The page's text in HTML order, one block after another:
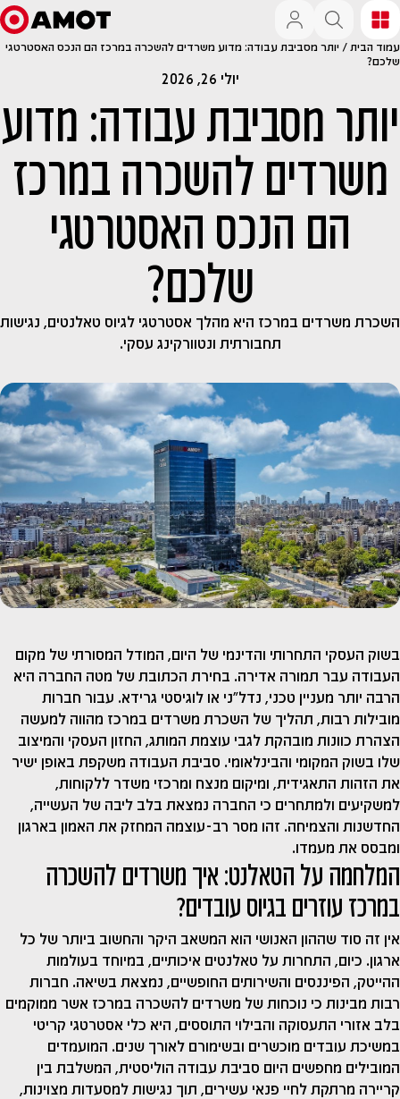
עמוד הבית / יותר מסביבת עבודה: מדוע משרדים להשכרה במרכז הם הנכס האסטרטגי
שלכם?
יולי 26, 2026
יותר מסביבת עבודה: מדוע
משרדים להשכרה במרכז
הם הנכס האסטרטגי
שלכם?
השכרת משרדים במרכז היא מהלך אסטרטגי לגיוס טאלנטים, נגישות
תחבורתית ונטוורקינג עסקי.
בשוק העסקי התחרותי והדינמי של היום, המודל המסורתי של מקום
העבודה עבר תמורה אדירה. בחירת הכתובת של מטה החברה היא
הרבה יותר מעניין טכני, נדל"ני או לוגיסטי גרידא. עבור חברות
מובילות רבות, תהליך של השכרת משרדים במרכז מהווה למעשה
הצהרת כוונות מובהקת לגבי עוצמת המותג, החזון העסקי והמיצוב
שלו בשוק המקומי והבינלאומי. סביבת העבודה משקפת באופן ישיר
את הזהות התאגידית, ומיקום מנצח ומרכזי משדר ללקוחות,
למשקיעים ולמתחרים כי החברה נמצאת בלב ליבה של העשייה,
החדשנות והצמיחה. זהו מסר רב-עוצמה המחזק את האמון בארגון
ומבסס את מעמדו.
המלחמה על הטאלנט: איך משרדים להשכרה
במרכז עוזרים בגיוס עובדים?
אין זה סוד שההון האנושי הוא המשאב היקר והחשוב ביותר של כל
ארגון. כיום, התחרות על טאלנטים איכותיים, במיוחד בעולמות
ההייטק, הפיננסים והשירותים החופשיים, נמצאת בשיאה. חברות
רבות מבינות כי נוכחות של משרדים להשכרה במרכז אשר ממוקמים
בלב אזורי התעסוקה והבילוי התוססים, היא כלי אסטרטגי קריטי
במשיכת עובדים מוכשרים ובשימורם לאורך שנים. המועמדים
המובילים מחפשים היום סביבת עבודה הוליסטית, המשלבת בין
קריירה מרתקת לחיי פנאי עשירים, תוך נגישות למסעדות מצוינות,